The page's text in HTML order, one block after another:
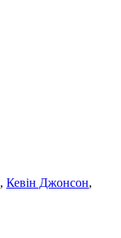
, Кевін Джонсон,